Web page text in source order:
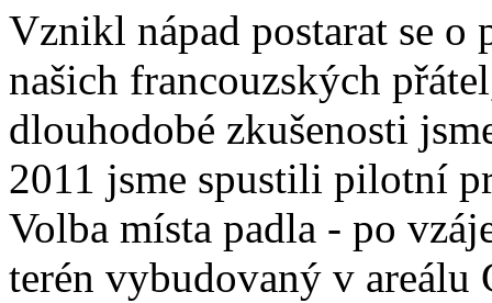
Vznikl nápad postarat se
našich francouzských
dlouhodobé zkušenosti
2011 jsme spustili pilotní
Volba místa padla - po
terén vybudovaný v areálu